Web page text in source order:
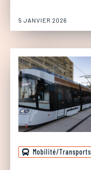
5 JANVIER 2026
Mobilité/Transports